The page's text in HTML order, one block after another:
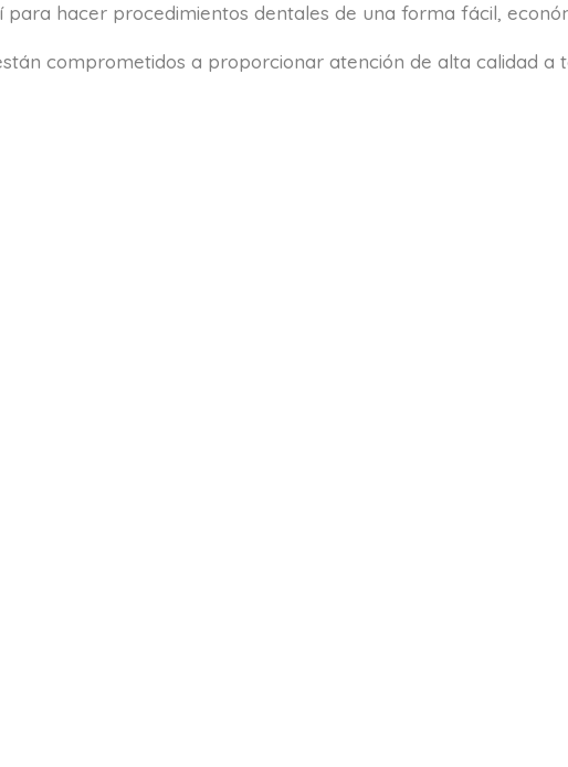
hacer procedimientos dentales de una forma fácil,
comprometidos a proporcionar atención de alta calidad a